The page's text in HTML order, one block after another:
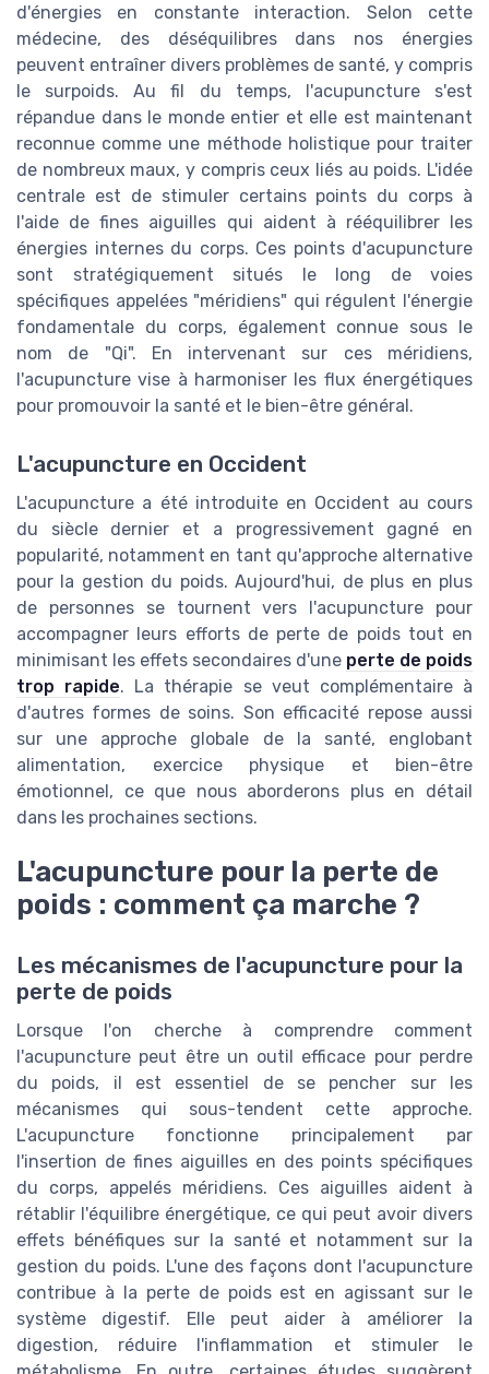
d'énergies en constante interaction. Selon cette
médecine, des déséquilibres dans nos énergies
peuvent entraîner divers problèmes de santé, y compris
le surpoids. Au fil du temps, l'acupuncture s'est
répandue dans le monde entier et elle est maintenant
reconnue comme une méthode holistique pour traiter
de nombreux maux, y compris ceux liés au poids. L'idée
centrale est de stimuler certains points du corps à
l'aide de fines aiguilles qui aident à rééquilibrer les
énergies internes du corps. Ces points d'acupuncture
sont stratégiquement situés le long de voies
spécifiques appelées "méridiens" qui régulent l'énergie
fondamentale du corps, également connue sous le
nom de "Qi". En intervenant sur ces méridiens,
l'acupuncture vise à harmoniser les flux énergétiques
pour promouvoir la santé et le bien-être général.
L'acupuncture en Occident
L'acupuncture a été introduite en Occident au cours
du siècle dernier et a progressivement gagné en
popularité, notamment en tant qu'approche alternative
pour la gestion du poids. Aujourd'hui, de plus en plus
de personnes se tournent vers l'acupuncture pour
accompagner leurs efforts de perte de poids tout en
minimisant les effets secondaires d'une perte de poids
trop rapide. La thérapie se veut complémentaire à
d'autres formes de soins. Son efficacité repose aussi
sur une approche globale de la santé, englobant
alimentation, exercice physique et bien-être
émotionnel, ce que nous aborderons plus en détail
dans les prochaines sections.
L'acupuncture pour la perte de
poids : comment ça marche ?
Les mécanismes de l'acupuncture pour la
perte de poids
Lorsque l'on cherche à comprendre comment
l'acupuncture peut être un outil efficace pour perdre
du poids, il est essentiel de se pencher sur les
mécanismes qui sous-tendent cette approche.
L'acupuncture fonctionne principalement par
l'insertion de fines aiguilles en des points spécifiques
du corps, appelés méridiens. Ces aiguilles aident à
rétablir l'équilibre énergétique, ce qui peut avoir divers
effets bénéfiques sur la santé et notamment sur la
gestion du poids. L'une des façons dont l'acupuncture
contribue à la perte de poids est en agissant sur le
système digestif. Elle peut aider à améliorer la
digestion, réduire l'inflammation et stimuler le